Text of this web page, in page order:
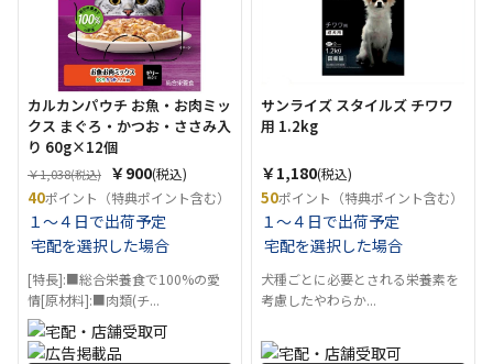
カルカンパウチ お魚・お肉ミッ
クス まぐろ・かつお・ささみ入
り 60g×12個
￥1,038(税込) ￥900(税込)
40ポイント（特典ポイント含む）
１～４日で出荷予定
宅配を選択した場合
[特長]:■総合栄養食で100%の愛
情[原材料]:■肉類(チ...
サンライズ スタイルズ チワワ
用 1.2kg
￥1,180(税込)
50ポイント（特典ポイント含む）
１～４日で出荷予定
宅配を選択した場合
犬種ごとに必要とされる栄養素を
考慮したやわらか...